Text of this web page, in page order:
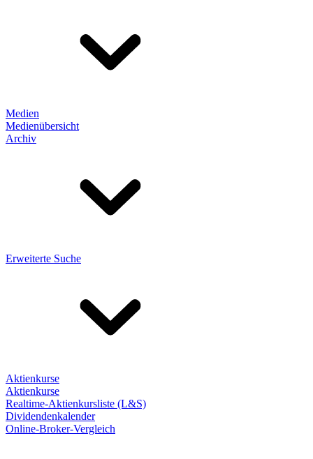
Medien
Medienübersicht
Archiv
Erweiterte Suche
Aktienkurse
Aktienkurse
Realtime-Aktienkursliste (L&S)
Dividendenkalender
Online-Broker-Vergleich